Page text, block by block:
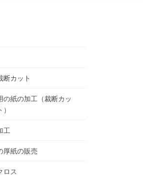
断カット
の紙の加工（裁断カッ
工
厚紙の販売
ロス